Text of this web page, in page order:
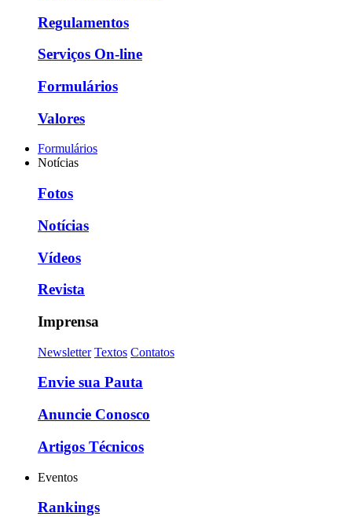
Regulamentos
Serviços On-line
Formulários
Valores
Formulários
Notícias
Fotos
Notícias
Vídeos
Revista
Imprensa
Newsletter Textos Contatos
Envie sua Pauta
Anuncie Conosco
Artigos Técnicos
Eventos
Rankings